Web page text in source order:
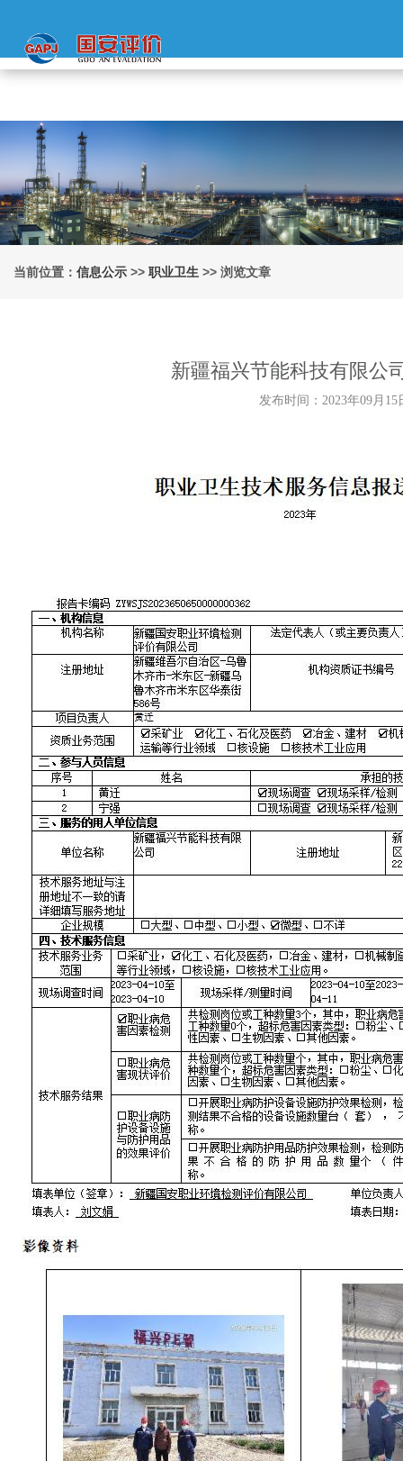
当前位置： 信息公示 >> 职业卫生 >> 浏览文章
新疆福兴节能科技有限公
发布时间：2023年09月